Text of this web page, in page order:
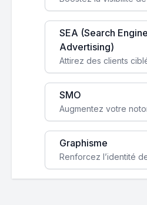
SEA (Search Engine
Advertising)
SMO
Graphisme